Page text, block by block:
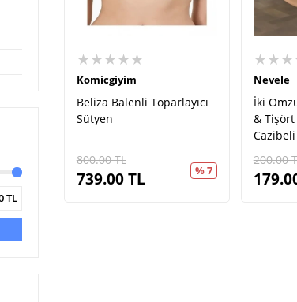
TL
★★★★★
Komicgiyim
Beliza Balenli Toparlayıcı
Sütyen
800.00TL
739.00TL % 7
Nevele
İki
&
200.00